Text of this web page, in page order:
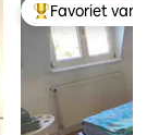
Topfavoriet van
Favoriet van